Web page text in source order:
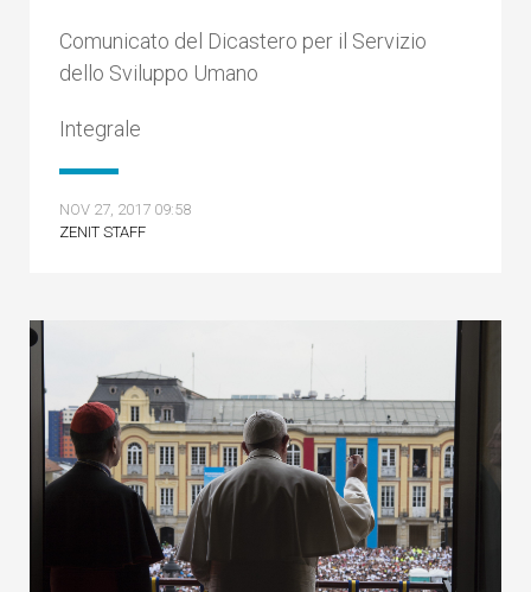
Comunicato del Dicastero per il Servizio
dello Sviluppo Umano
Integrale
NOV 27, 2017 09:58
ZENIT STAFF